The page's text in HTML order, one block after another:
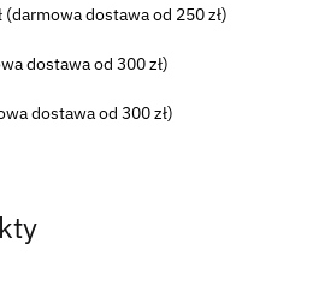
dostawa od 250 zł)
dostawa od 300 zł)
dostawa od 300 zł)